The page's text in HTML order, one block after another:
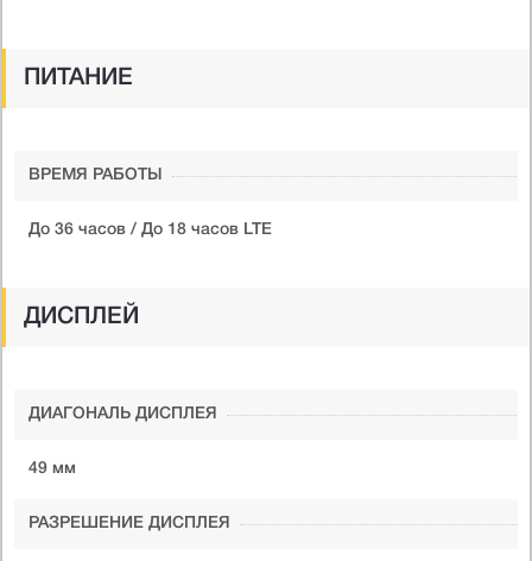
ПИТАНИЕ
ВРЕМЯ РАБОТЫ
До 36 часов / До 18 часов LTE
ДИСПЛЕЙ
ДИАГОНАЛЬ ДИСПЛЕЯ
49 мм
РАЗРЕШЕНИЕ ДИСПЛЕЯ